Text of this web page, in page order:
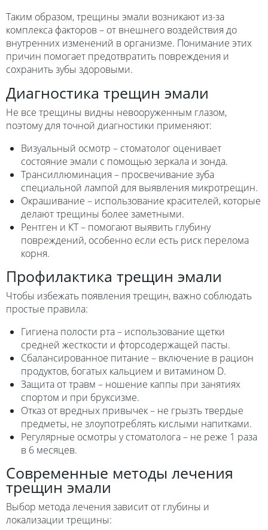
Таким образом, трещины эмали возникают из-за
комплекса факторов – от внешнего воздействия до
внутренних изменений в организме. Понимание этих
причин помогает предотвратить повреждения и
сохранить зубы здоровыми.
Диагностика трещин эмали
Не все трещины видны невооруженным глазом,
поэтому для точной диагностики применяют:
Визуальный осмотр – стоматолог оценивает
состояние эмали с помощью зеркала и зонда.
Трансиллюминация – просвечивание зуба
специальной лампой для выявления микротрещин.
Окрашивание – использование красителей, которые
делают трещины более заметными.
Рентген и КТ – помогают выявить глубину
повреждений, особенно если есть риск перелома
корня.
Профилактика трещин эмали
Чтобы избежать появления трещин, важно соблюдать
простые правила:
Гигиена полости рта – использование щетки
средней жесткости и фторсодержащей пасты.
Сбалансированное питание – включение в рацион
продуктов, богатых кальцием и витамином D.
Защита от травм – ношение каппы при занятиях
спортом и при бруксизме.
Отказ от вредных привычек – не грызть твердые
предметы, не злоупотреблять кислыми напитками.
Регулярные осмотры у стоматолога – не реже 1 раза
в 6 месяцев.
Современные методы лечения
трещин эмали
Выбор метода лечения зависит от глубины и
локализации трещины: